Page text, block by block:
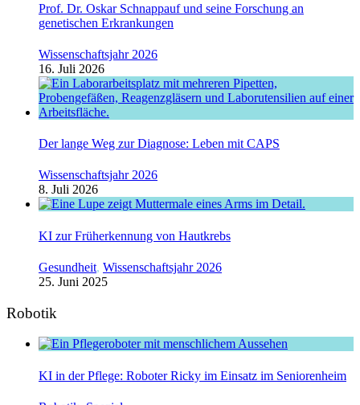
Prof. Dr. Oskar Schnappauf und seine Forschung an
genetischen Erkrankungen
Wissenschaftsjahr 2026
16. Juli 2026
Der lange Weg zur Diagnose: Leben mit CAPS
Wissenschaftsjahr 2026
8. Juli 2026
KI zur Früherkennung von Hautkrebs
Gesundheit, Wissenschaftsjahr 2026
25. Juni 2025
Robotik
KI in der Pflege: Roboter Ricky im Einsatz im Seniorenheim